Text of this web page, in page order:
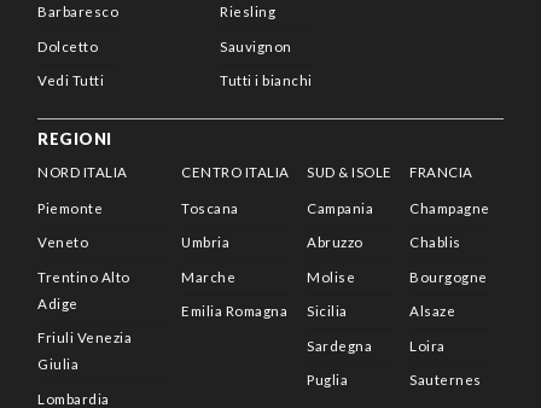
Barbaresco
Dolcetto
Vedi Tutti
Riesling
Sauvignon
Tutti i bianchi
REGIONI
NORD ITALIA
Piemonte
Veneto
Trentino Alto
Adige
Friuli Venezia
Giulia
Lombardia
CENTRO ITALIA
Toscana
Umbria
Marche
Emilia Romagna
SUD & ISOLE
Campania
Abruzzo
Molise
Sicilia
Sardegna
Puglia
FRANCIA
Champagne
Chablis
Bourgogne
Alsaze
Loira
Sauternes